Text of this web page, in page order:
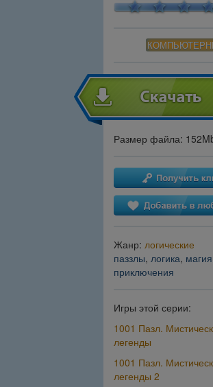
Размер файла:
Жанр: логические
паззлы, логика, магия
приключения
Игры этой серии:
1001 Пазл.
легенды
1001 Пазл.
легенды 2